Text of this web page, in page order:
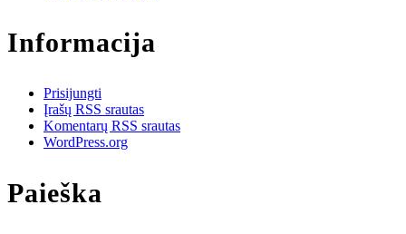
Informacija
Prisijungti
Įrašų RSS srautas
Komentarų RSS srautas
WordPress.org
Paieška